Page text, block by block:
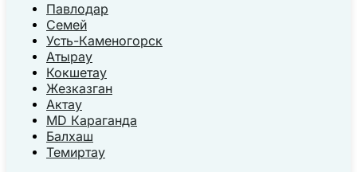
Павлодар
Семей
Усть-Каменогорск
Атырау
Кокшетау
Жезказган
Актау
MD Караганда
Балхаш
Темиртау